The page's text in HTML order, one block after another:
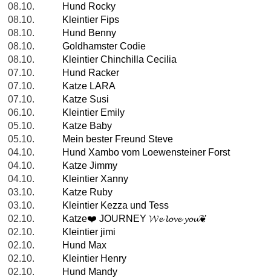
08.10.
Hund Rocky
08.10.
Kleintier Fips
08.10.
Hund Benny
08.10.
Goldhamster Codie
08.10.
Kleintier Chinchilla Cecilia
07.10.
Hund Racker
07.10.
Katze LARA
07.10.
Katze Susi
06.10.
Kleintier Emily
05.10.
Katze Baby
05.10.
Mein bester Freund Steve
04.10.
Hund Xambo vom Loewensteiner Forst
04.10.
Katze Jimmy
04.10.
Kleintier Xanny
03.10.
Katze Ruby
03.10.
Kleintier Kezza und Tess
02.10.
Katze❤️️ JOURNEY 𝓦𝓮 𝓵𝓸𝓿𝓮 𝔂𝓸𝓾❦
02.10.
Kleintier jimi
02.10.
Hund Max
02.10.
Kleintier Henry
02.10.
Hund Mandy